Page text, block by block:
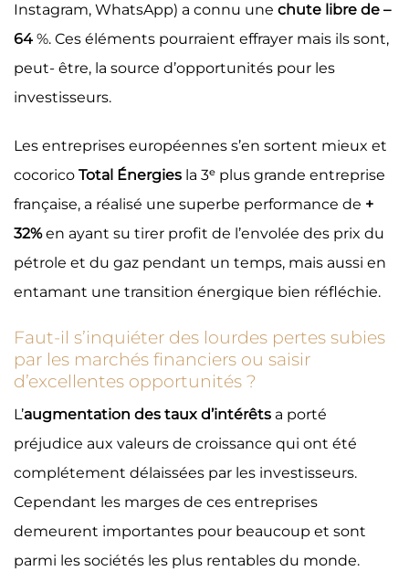
Instagram, WhatsApp) a connu une chute libre de –
64 %. Ces éléments pourraient effrayer mais ils sont,
peut- être, la source d’opportunités pour les
investisseurs.
Les entreprises européennes s’en sortent mieux et
cocorico Total Énergies la 3ᵉ plus grande entreprise
française, a réalisé une superbe performance de +
32%en ayant su tirer profit de l’envolée des prix du
pétrole et du gaz pendant un temps, mais aussi en
entamant une transition énergique bien réfléchie.
Faut-il s’inquiéter des lourdes pertes subies
par les marchés financiers ou saisir
d’excellentes opportunités ?
L’augmentation des taux d’intérêts a porté
préjudice aux valeurs de croissance qui ont été
complétement délaissées par les investisseurs.
Cependant les marges de ces entreprises
demeurent importantes pour beaucoup et sont
parmi les sociétés les plus rentables du monde.